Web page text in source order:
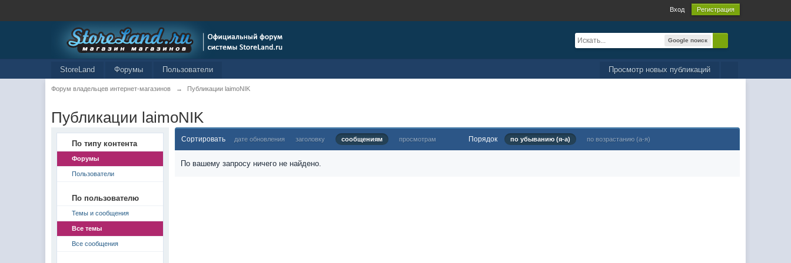
Вход Регистрация
Google поиск
Просмотр новых публикаций
StoreLand Форумы Пользователи
Форум владельцев интернет-магазинов → Публикации laimoNIK
Публикации laimoNIK
По типу контента
Форумы
Пользователи
По пользователю
Темы и сообщения
Все темы
Все сообщения
Сортировать дате обновления заголовку сообщениям просмотрам Порядок по убыванию (я-а) по возрастанию (а-я)
По вашему запросу ничего не найдено.